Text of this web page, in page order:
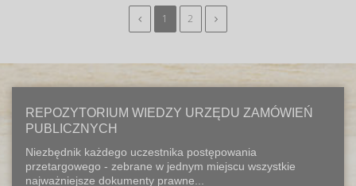
1 2
REPOZYTORIUM WIEDZY URZĘDU ZAMÓWIEŃ
PUBLICZNYCH
Niezbędnik każdego uczestnika postępowania
przetargowego - zebrane w jednym miejscu wszystkie
najważniejsze dokumenty prawne...